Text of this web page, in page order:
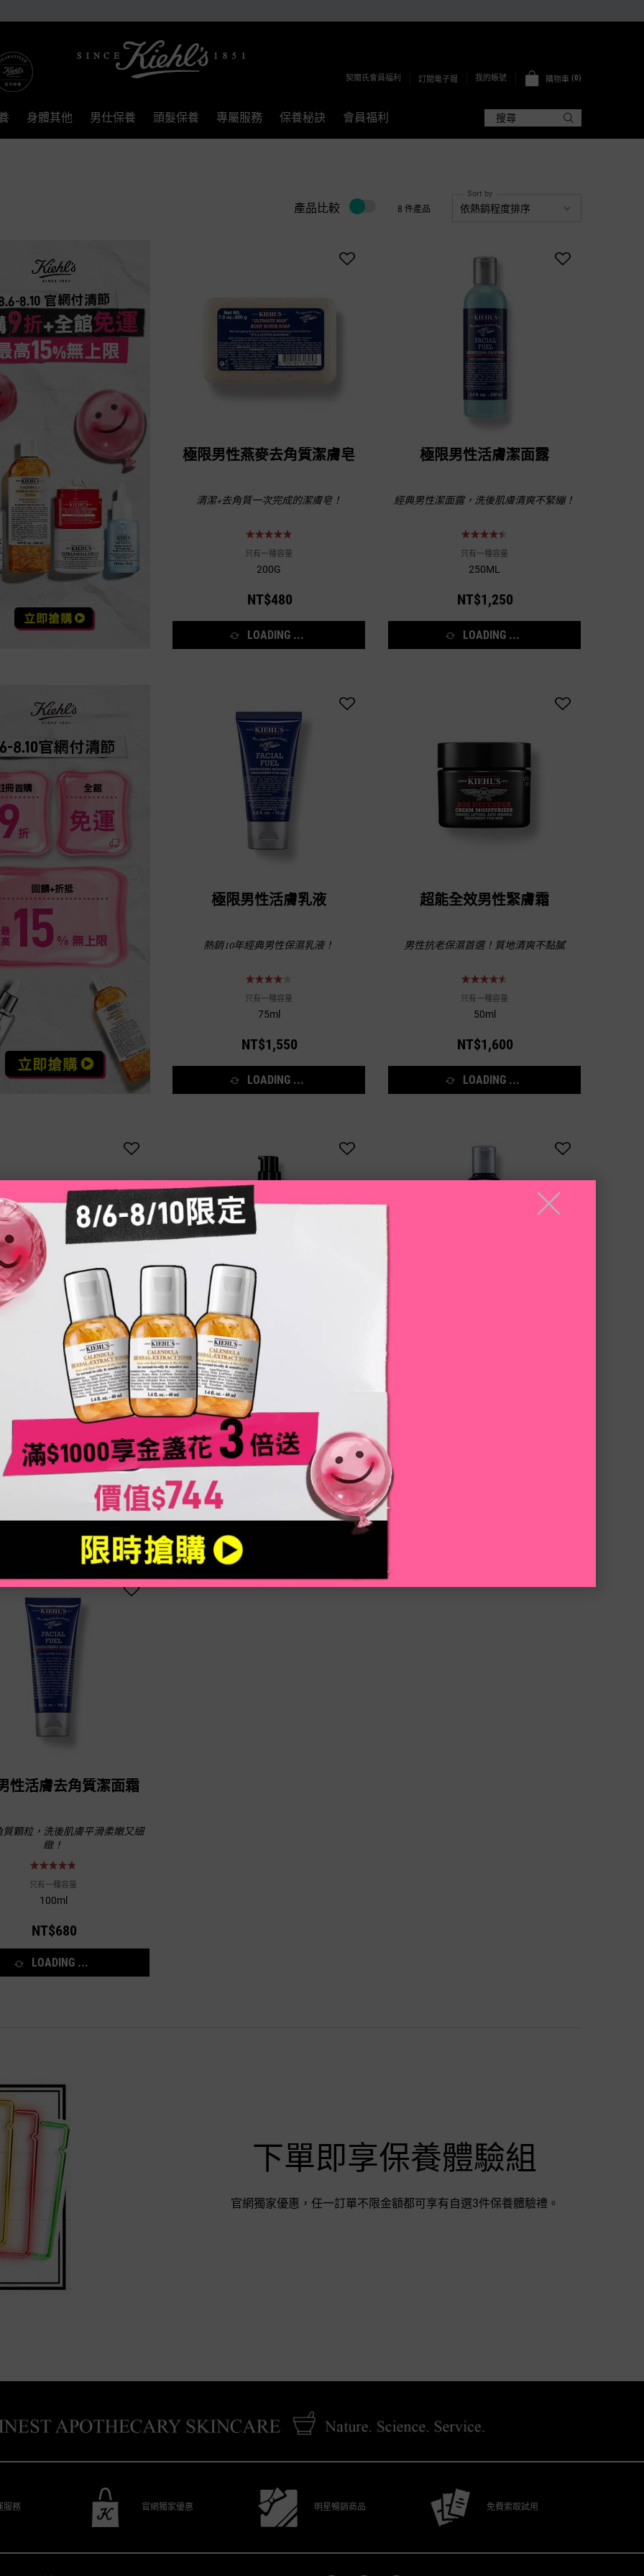
契爾氏會員福利 訂閱電子報 我的帳號 購物車 0
0 PRODUCT IN CART
身體其他 男仕保養 頭髮保養 專屬服務 保養秘訣 會員福利 搜尋
產品比較 8 件產品
Sort by
極限男性燕麥去角質潔膚皂
清潔+去角質一次完成的潔膚皂！
只有一種容量
200G
NT$480
LOADING ...
極限男性活膚潔面露
經典男性潔面露，洗後肌膚清爽不緊繃！
只有一種容量
250ML
NT$1,250
LOADING ...
極限男性活膚乳液
熱銷10年經典男性保濕乳液！
只有一種容量
75ml
NT$1,550
LOADING ...
超能全效男性緊膚霜
男性抗老保濕首選！質地清爽不黏膩
只有一種容量
50ml
NT$1,600
LOADING ...
全效男性抗痕眼霜
周紋路！男性必備抗老眼霜
只有一種容量
14ml
LOADING ...
超能全效男性緊膚精華
熱銷NO.1男性抗老保濕精華液！
只有一種容量
75ml
LOADING ...
性活膚去角質潔面霜
顆粒，洗後肌膚平滑柔嫩又細
緻！
只有一種容量
100ml
NT$680
LOADING ...
下單即享保養體驗組
官網獨家優惠，任一訂單不限金額都可享有自選3件保養體驗禮。
服務 官網獨家優惠 明星暢銷商品 免費索取試用
╳